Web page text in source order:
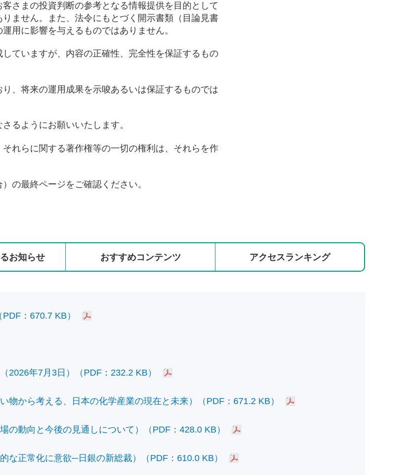
さまの投資判断の参考となる情報提供を目的として
ません。また、法令にもとづく開示書類（目論見書
用に影響を与えるものではありません。
ていますが、内容の正確性、完全性を保証するもの
、将来の運用成果を示唆あるいは保証するものでは
るようにお願いいたします。
れらに関する著作権等の一切の権利は、それらを作
の最終ページをご確認ください。
お知らせ おすすめコンテンツ アクセスランキング
：670.7 KB）
2026年7月3日）（PDF：232.2 KB）
物から考える、日本の化学産業の現在と未来）（PDF：671.2 KB）
の動向と今後の見通しについて）（PDF：428.0 KB）
な正常化に意欲─日銀の新総裁）（PDF：610.0 KB）